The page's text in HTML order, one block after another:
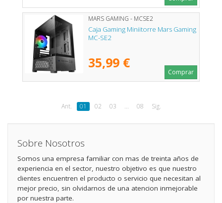
MARS GAMING - MCSE2
Caja Gaming Miniitorre Mars Gaming
MC-SE2
35,99 €
Comprar
Ant. 01 02 03 ... 08 Sig.
Sobre Nosotros
Somos una empresa familiar con mas de treinta años de
experiencia en el sector, nuestro objetivo es que nuestro
clientes encuentren el producto o servicio que necesitan al
mejor precio, sin olvidarnos de una atencion inmejorable
por nuestra parte.